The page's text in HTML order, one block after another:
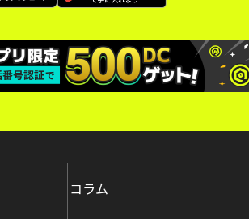
コラム